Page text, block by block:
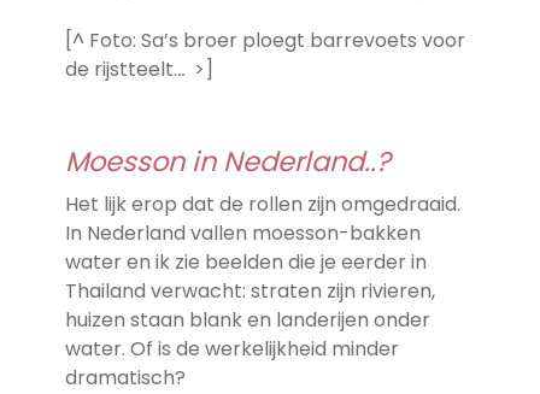
[^ Foto: Sa’s broer ploegt barrevoets voor
de rijstteelt... >]
Moesson in Nederland..?
Het lijk erop dat de rollen zijn omgedraaid.
In Nederland vallen moesson-bakken
water en ik zie beelden die je eerder in
Thailand verwacht: straten zijn rivieren,
huizen staan blank en landerijen onder
water. Of is de werkelijkheid minder
dramatisch?